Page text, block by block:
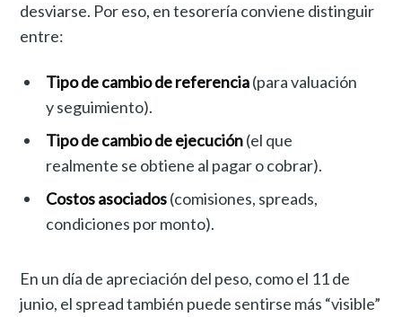
desviarse. Por eso, en tesorería conviene distinguir
entre:
Tipo de cambio de referencia(para valuación
y seguimiento).
Tipo de cambio de ejecución(el que
realmente se obtiene al pagar o cobrar).
Costos asociados(comisiones, spreads,
condiciones por monto).
En un día de apreciación del peso, como el 11 de
junio, el spread también puede sentirse más “visible”